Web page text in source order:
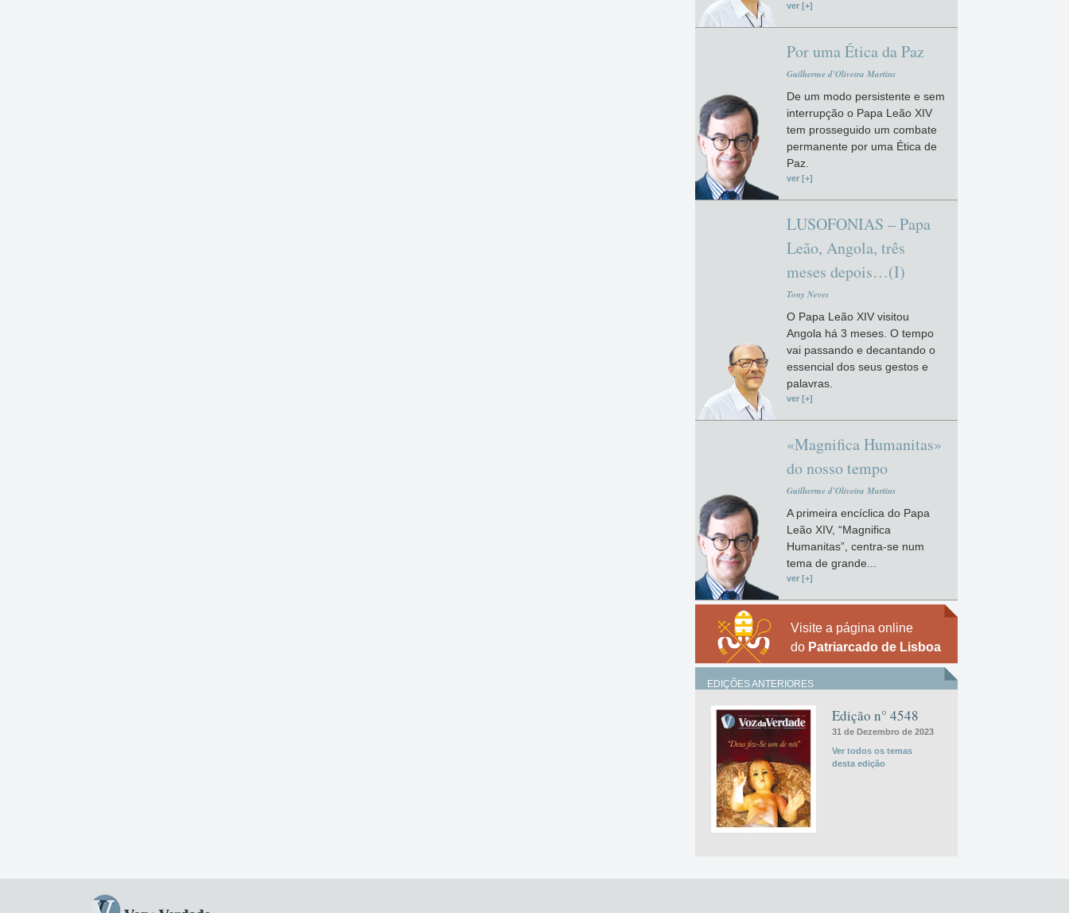
ver [+]
Por uma Ética da Paz
Guilherme d'Oliveira Martins
De um modo persistente e sem
interrupção o Papa Leão XIV
tem prosseguido um combate
permanente por uma Ética de
Paz.
ver [+]
LUSOFONIAS – Papa
Leão, Angola, três
meses depois…(I)
Tony Neves
O Papa Leão XIV visitou
Angola há 3 meses. O tempo
vai passando e decantando o
essencial dos seus gestos e
palavras.
ver [+]
«Magnifica Humanitas»
do nosso tempo
Guilherme d'Oliveira Martins
A primeira encíclica do Papa
Leão XIV, “Magnifica
Humanitas”, centra-se num
tema de grande...
ver [+]
Visite a página online
do Patriarcado de Lisboa
EDIÇÕES ANTERIORES
Edição n° 4548
31 de Dezembro de 2023
Ver todos os temas
desta edição